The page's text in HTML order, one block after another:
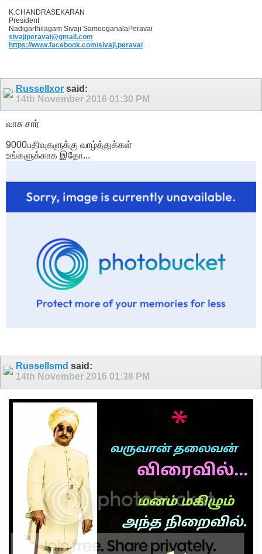
K.CHANDRASEKARAN
President
Nadigarthilagam Sivaji SamooganalaPeravai
sivajiperavai@gmail.com
https://www.facebook.com/sivaji.peravai
Russellxor said:
14th November 2016 01:30 PM
வாசு சார்
9000பதிவுகளுக்கு வாழ்த்துக்கள்
உங்களுக்காக இதோ...
Russellsmd said:
14th November 2016 01:38 PM